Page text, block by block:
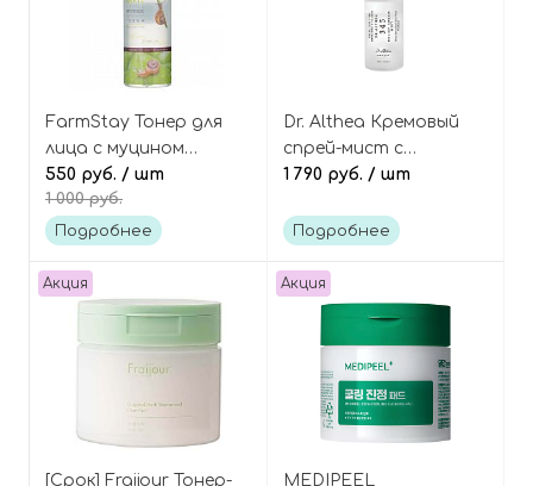
FarmStay Тонер для
лица с муцином
улитки Snail visible
difference moisture
toner
550 руб. / шт
1 000 руб.
Подробнее
Dr. Althea Кремовый
спрей-мист с
пробиотиками и
мл), 345 Relief Cream
1 790 руб. / шт
Подробнее
Акция
[Срок] Fraijour Тонер-
Акция
MEDIPEEL